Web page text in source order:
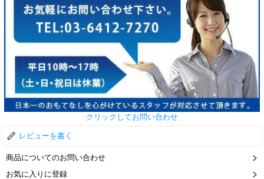
クリックしてお問い合わせ
レビューを書く
商品についてのお問い合わせ
お気に入りに登録